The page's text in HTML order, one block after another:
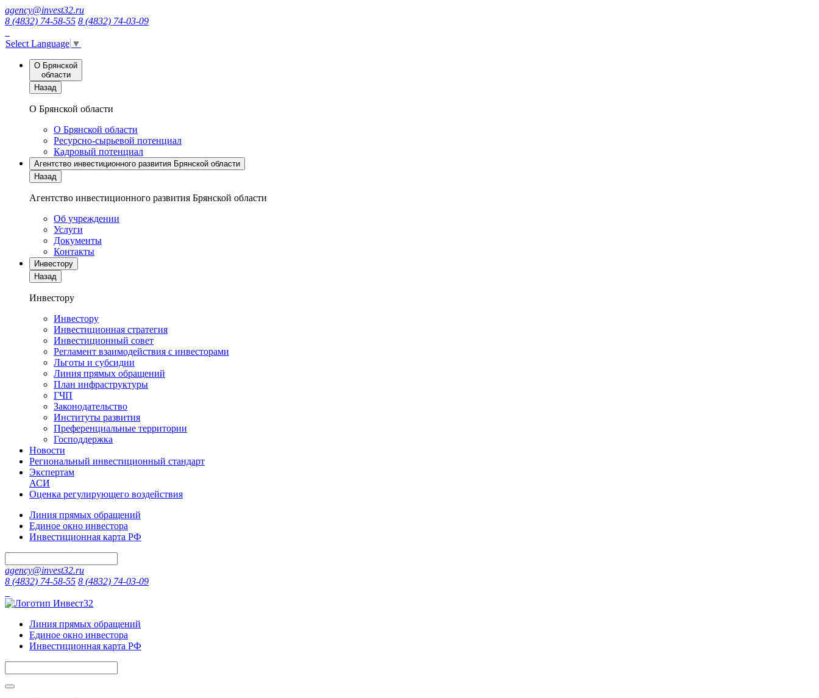
agency@invest32.ru
8 (4832) 74-58-55 8 (4832) 74-03-09
Select Language ▼
О Брянской
области
Назад
О Брянской области
О Брянской области
Ресурсно-сырьевой потенциал
Кадровый потенциал
Агентство инвестиционного развития Брянской области
Назад
Агентство инвестиционного развития Брянской области
Об учреждении
Услуги
Документы
Контакты
Инвестору
Назад
Инвестору
Инвестору
Инвестиционная стратегия
Инвестиционный совет
Регламент взаимодействия с инвесторами
Льготы и субсидии
Линия прямых обращений
План инфраструктуры
ГЧП
Законодательство
Институты развития
Преференциальные территории
Господдержка
Новости
Региональный инвестиционный стандарт
Экспертам
АСИ
Оценка регулирующего воздействия
Линия прямых обращений
Единое окно инвестора
Инвестиционная карта РФ
agency@invest32.ru
8 (4832) 74-58-55 8 (4832) 74-03-09
Линия прямых обращений
Единое окно инвестора
Инвестиционная карта РФ